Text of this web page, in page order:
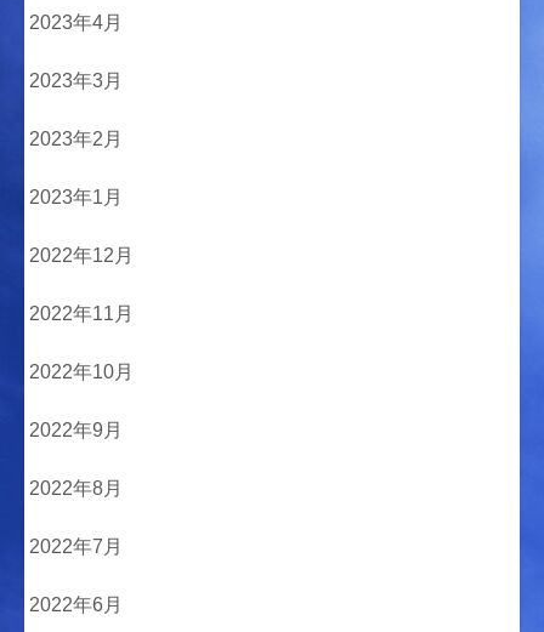
2023年4月
2023年3月
2023年2月
2023年1月
2022年12月
2022年11月
2022年10月
2022年9月
2022年8月
2022年7月
2022年6月